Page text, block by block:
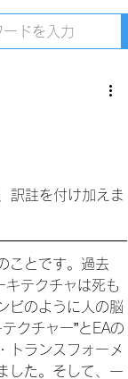
訳註を付け加えま
ことです。過去
テクチャは死も
ビのように人の脳
クチャー”とEAの
トランスフォーメ
した。そして、一